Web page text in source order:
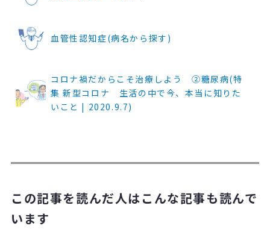
血管性認知症(病名から探す)
コロナ禍だからこそ治療しよう ②糖尿病(特
集 新型コロナ 生活の中で今、本当に知りた
いこと | 2020.9.7)
この記事を読んだ人はこんな記事も読んで
います